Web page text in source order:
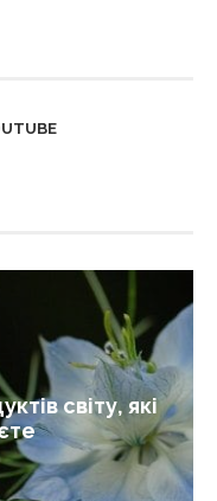
світу, які